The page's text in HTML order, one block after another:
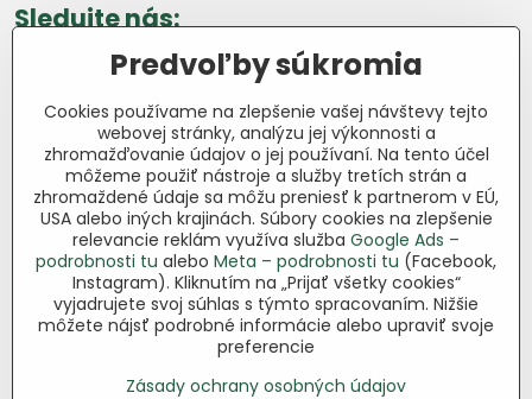
Sledujte nás:
Facebook Pinterest Instagram Blog
Všetko o nákupe
Ďakujeme za podporu
Sme slovenský e-shop bez dotácií​.
Fungujeme len vďaka vám – ľuďom, ktorí
veria v poctivú prácu a lásku k pôde​. Každý
nákup na Jutro​.sk nám pomáha pokračovať
v tom, čo má zmysel – pomáhať
záhradkárom zadarmo a srdcom​.
Predvoľby súkromia
Cookies používame na zlepšenie vašej návštevy tejto
webovej stránky, analýzu jej výkonnosti a
zhromažďovanie údajov o jej používaní. Na tento účel
môžeme použiť nástroje a služby tretích strán a
zhromaždené údaje sa môžu preniesť k partnerom v EÚ,
USA alebo iných krajinách. Súbory cookies na zlepšenie
relevancie reklám využíva služba Google Ads –
podrobnosti tu alebo Meta – podrobnosti tu (Facebook,
Instagram). Kliknutím na „Prijať všetky cookies“
vyjadrujete svoj súhlas s týmto spracovaním. Nižšie
môžete nájsť podrobné informácie alebo upraviť svoje
preferencie
Zásady ochrany osobných údajov